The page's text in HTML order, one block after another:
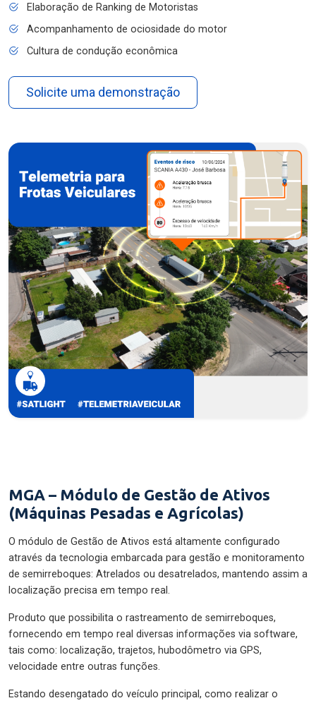
Elaboração de Ranking de Motoristas
Acompanhamento de ociosidade do motor
Cultura de condução econômica
Solicite uma demonstração
MGA – Módulo de Gestão de Ativos
(Máquinas Pesadas e Agrícolas)
O módulo de Gestão de Ativos está altamente configurado
através da tecnologia embarcada para gestão e monitoramento
de semirreboques: Atrelados ou desatrelados, mantendo assim a
localização precisa em tempo real.
Produto que possibilita o rastreamento de semirreboques,
fornecendo em tempo real diversas informações via software,
tais como: localização, trajetos, hubodômetro via GPS,
velocidade entre outras funções.
Estando desengatado do veículo principal, como realizar o